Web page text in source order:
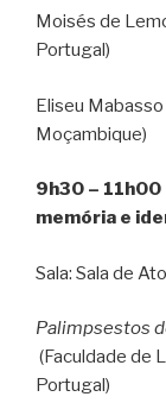
Moisés de
Portugal)
Eliseu
Moçambique)
9h30 –
memória e
Sala: Sala de
Palimpsestos
(Faculdade de
Portugal)